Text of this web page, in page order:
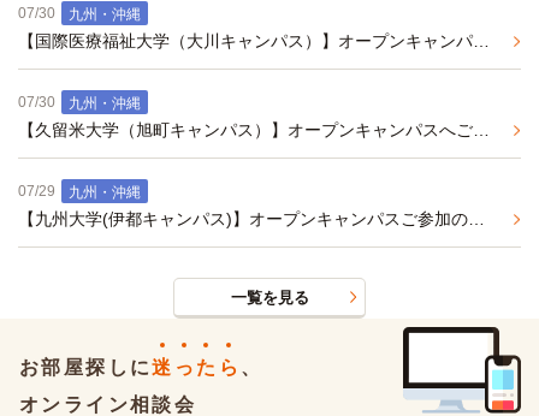
07/30 九州・沖縄
07/30 九州・沖縄
07/29 九州・沖縄
一覧を見る
お部屋探しに迷 っ た ら 、
オンライン相談会